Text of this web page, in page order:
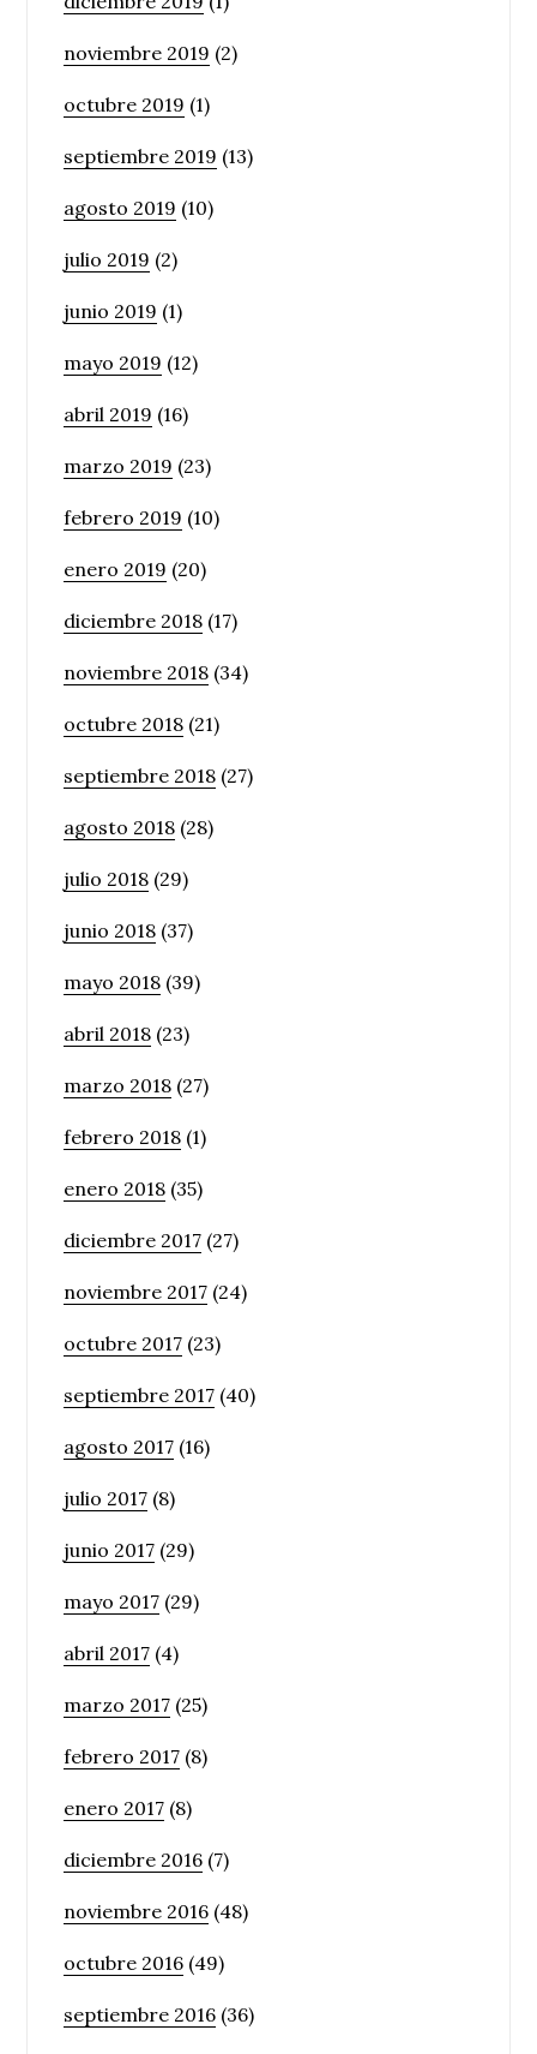
noviembre 2019 (2)
octubre 2019 (1)
septiembre 2019 (13)
agosto 2019 (10)
julio 2019 (2)
junio 2019 (1)
mayo 2019 (12)
abril 2019 (16)
marzo 2019 (23)
febrero 2019 (10)
enero 2019 (20)
diciembre 2018 (17)
noviembre 2018 (34)
octubre 2018 (21)
septiembre 2018 (27)
agosto 2018 (28)
julio 2018 (29)
junio 2018 (37)
mayo 2018 (39)
abril 2018 (23)
marzo 2018 (27)
febrero 2018 (1)
enero 2018 (35)
diciembre 2017 (27)
noviembre 2017 (24)
octubre 2017 (23)
septiembre 2017 (40)
agosto 2017 (16)
julio 2017 (8)
junio 2017 (29)
mayo 2017 (29)
abril 2017 (4)
marzo 2017 (25)
febrero 2017 (8)
enero 2017 (8)
diciembre 2016 (7)
noviembre 2016 (48)
octubre 2016 (49)
septiembre 2016 (36)